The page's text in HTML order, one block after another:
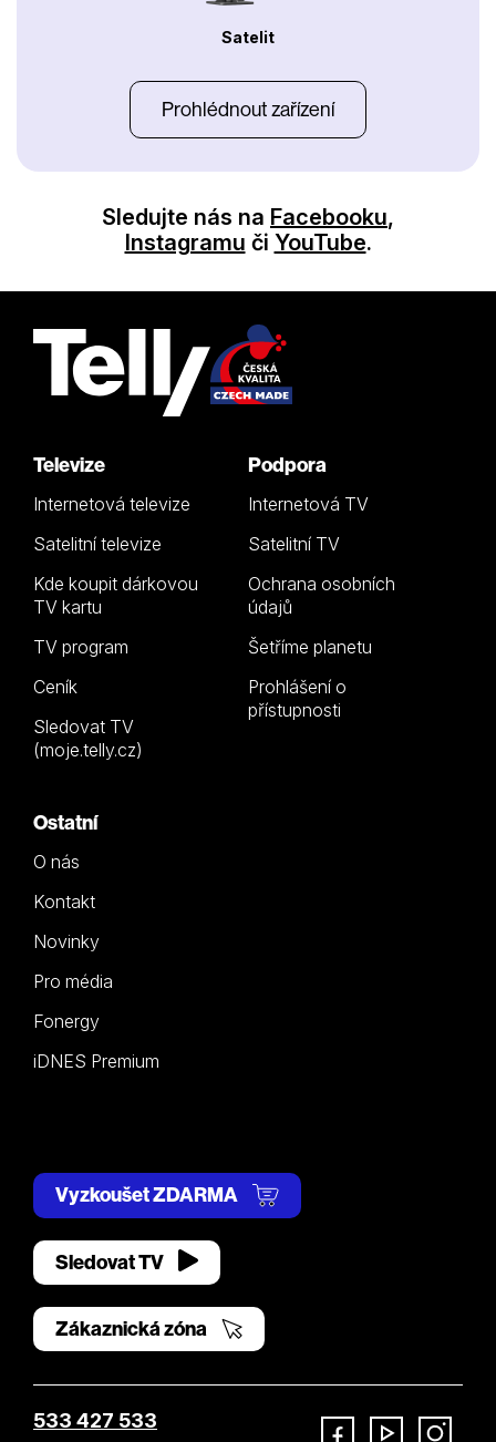
Satelit
Prohlédnout zařízení
Sledujte nás na Facebooku,
Instagramu či YouTube.
Televize
Internetová televize
Satelitní televize
Kde koupit dárkovou
TV kartu
TV program
Ceník
Sledovat TV
(moje.telly.cz)
Podpora
Internetová TV
Satelitní TV
Ochrana osobních
údajů
Šetříme planetu
Prohlášení o
přístupnosti
Ostatní
O nás
Kontakt
Novinky
Pro média
Fonergy
iDNES Premium
Vyzkoušet ZDARMA
Sledovat TV
Zákaznická zóna
533 427 533